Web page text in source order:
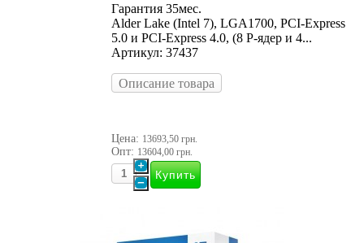
Гарантия 35мес.
Alder Lake (Intel 7), LGA1700, PCI-Express
5.0 и PCI-Express 4.0, (8 P-ядер и 4...
Артикул: 37437
Описание товара
Цена: 13693,50 грн.
Опт: 13604,00 грн.